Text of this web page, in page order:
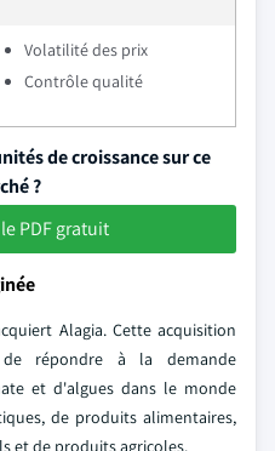
Volatilité des prix
Contrôle qualité
de croissance sur ce
?
PDF gratuit
Alagia. Cette acquisition
répondre à la demande
et d'algues dans le monde
de produits alimentaires,
et de produits agricoles.